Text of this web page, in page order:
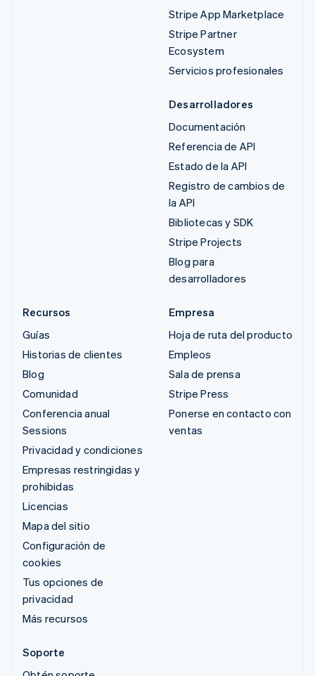
Stripe App Marketplace
Stripe Partner
Ecosystem
Servicios profesionales
Desarrolladores
Documentación
Referencia de API
Estado de la API
Registro de cambios de
la API
Bibliotecas y SDK
Stripe Projects
Blog para
desarrolladores
Recursos
Guías
Historias de clientes
Blog
Comunidad
Conferencia anual
Sessions
Privacidad y condiciones
Empresas restringidas y
prohibidas
Licencias
Mapa del sitio
Configuración de
cookies
Tus opciones de
privacidad
Más recursos
Empresa
Hoja de ruta del producto
Empleos
Sala de prensa
Stripe Press
Ponerse en contacto con
ventas
Soporte